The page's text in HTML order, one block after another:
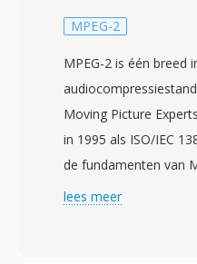
MPEG-2
MPEG-2 is één breed
Moving Picture
in 1995 als ISO/IEC
de fundamenten van
ontworpen voor
lees meer